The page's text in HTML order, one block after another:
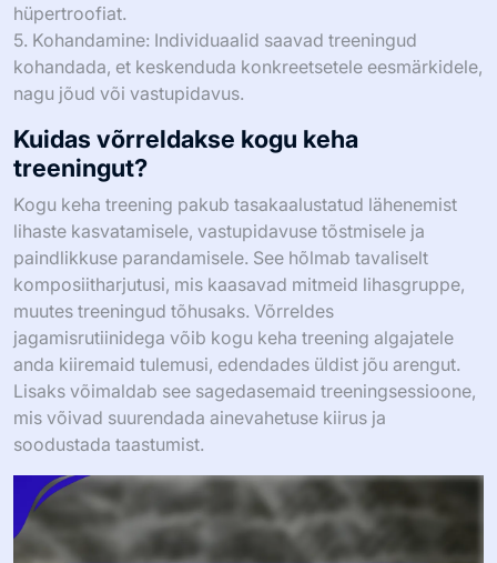
hüpertroofiat.
5. Kohandamine: Individuaalid saavad treeningud
kohandada, et keskenduda konkreetsetele eesmärkidele,
nagu jõud või vastupidavus.
Kuidas võrreldakse kogu keha
treeningut?
Kogu keha treening pakub tasakaalustatud lähenemist
lihaste kasvatamisele, vastupidavuse tõstmisele ja
paindlikkuse parandamisele. See hõlmab tavaliselt
komposiitharjutusi, mis kaasavad mitmeid lihasgruppe,
muutes treeningud tõhusaks. Võrreldes
jagamisrutiinidega võib kogu keha treening algajatele
anda kiiremaid tulemusi, edendades üldist jõu arengut.
Lisaks võimaldab see sagedasemaid treeningsessioone,
mis võivad suurendada ainevahetuse kiirus ja
soodustada taastumist.